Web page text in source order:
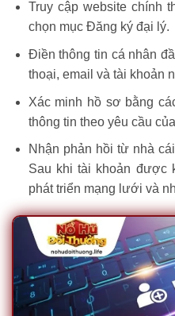
Truy cập website chính
chọn mục Đăng ký đại lý.
Điền thông tin cá nhân
thoại, email và tài khoản
Xác minh hồ sơ bằng
thông tin theo yêu cầu
Nhận phản hồi từ nhà
Sau khi tài khoản được
phát triển mạng lưới và